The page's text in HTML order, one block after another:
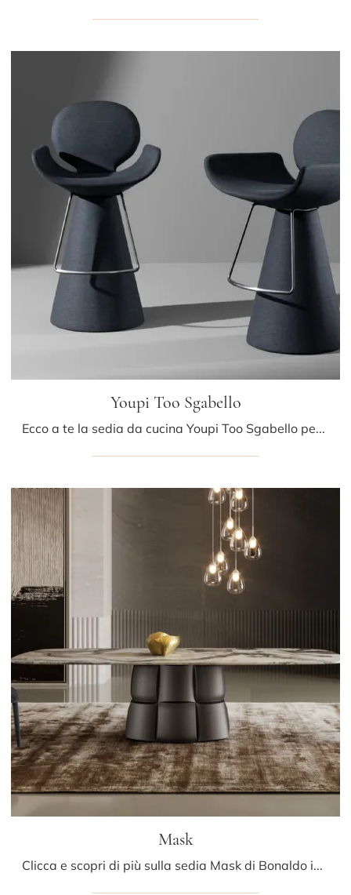
Youpi Too Sgabello
Ecco a te la sedia da cucina Youpi Too Sgabello per atmosfere design, tra le più esclusive Sedie sgabelli di Bonaldo.
Mask
Clicca e scopri di più sulla sedia Mask di Bonaldo in tessuto: le più belle Sedie fisse moderne ti attendono.